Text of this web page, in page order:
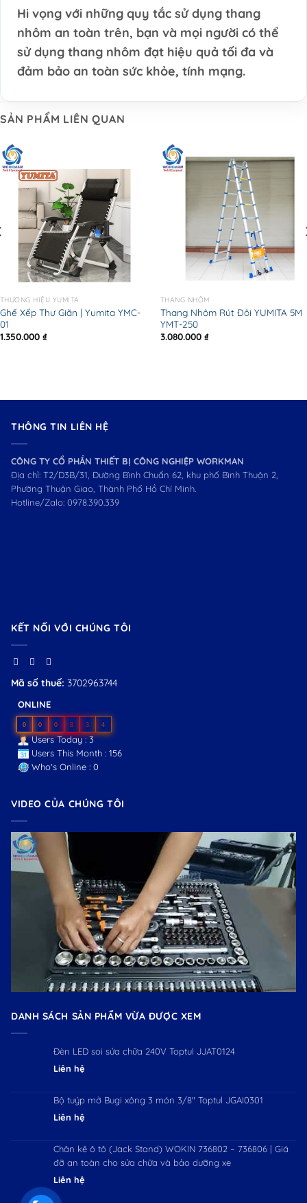
Hi vọng với những quy tắc sử dụng thang
nhôm an toàn trên, bạn và mọi người có thể
sử dụng thang nhôm đạt hiệu quả tối đa và
đảm bảo an toàn sức khỏe, tính mạng.
SẢN PHẨM LIÊN QUAN
THƯƠNG HIỆU YUMITA
Ghế Xếp Thư Giãn | Yumita YMC-
01
1.350.000 ₫
THANG NHÔM
Thang Nhôm Rút Đôi YUMITA 5M
YMT-250
3.080.000 ₫
THÔNG TIN LIÊN HỆ
CÔNG TY CỔ PHẦN THIẾT BỊ CÔNG NGHIỆP WORKMAN
Địa chỉ: T2/D3B/31, Đường Bình Chuẩn 62, khu phố Bình Thuận 2,
Phường Thuận Giao, Thành Phố Hồ Chí Minh.
Hotline/Zalo: 0978.390.339
KẾT NỐI VỚI CHÚNG TÔI
Mã số thuế: 3702963744
ONLINE
0 0 0 8 3 4
Users Today : 3
Users This Month : 156
Who's Online : 0
VIDEO CỦA CHÚNG TÔI
DANH SÁCH SẢN PHẨM VỪA ĐƯỢC XEM
Đèn LED soi sửa chữa 240V Toptul JJAT0124
Liên hệ
Bộ tuýp mở Bugi xông 3 món 3/8" Toptul JGAI0301
Liên hệ
Chân kê ô tô (Jack Stand) WOKIN 736802 – 736806 | Giá
đỡ an toàn cho sửa chữa và bảo dưỡng xe
Liên hệ